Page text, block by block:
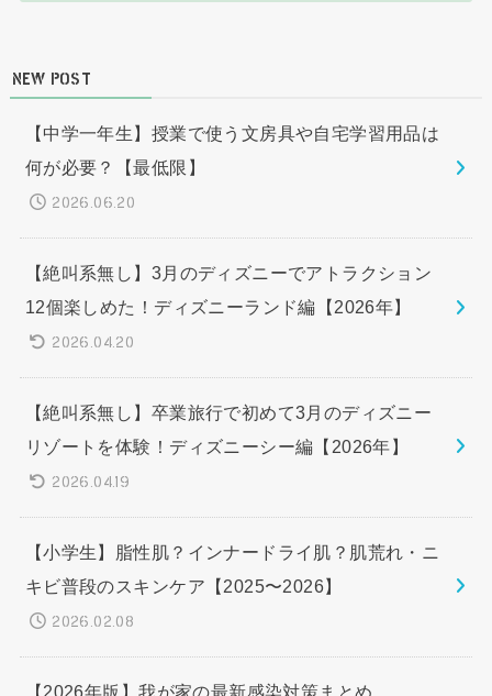
NEW POST
【中学一年生】授業で使う文房具や自宅学習用品は
何が必要？【最低限】
2026.06.20
【絶叫系無し】3月のディズニーでアトラクション
12個楽しめた！ディズニーランド編【2026年】
2026.04.20
【絶叫系無し】卒業旅行で初めて3月のディズニー
リゾートを体験！ディズニーシー編【2026年】
2026.04.19
【小学生】脂性肌？インナードライ肌？肌荒れ・ニ
キビ普段のスキンケア【2025〜2026】
2026.02.08
【2026年版】我が家の最新感染対策まとめ